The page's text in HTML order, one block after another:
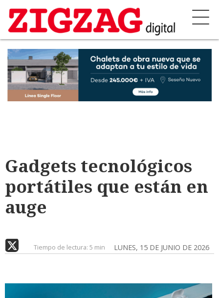
Gadgets tecnológicos
portátiles que están en
auge
LUNES, 15 DE JUNIO DE 2026
Tiempo de lectura: 5 min